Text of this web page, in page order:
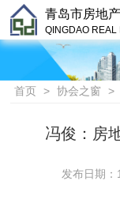
青岛市房地
QINGDAO REAL
首页 > 协会之窗 >
冯俊：房
发布日期